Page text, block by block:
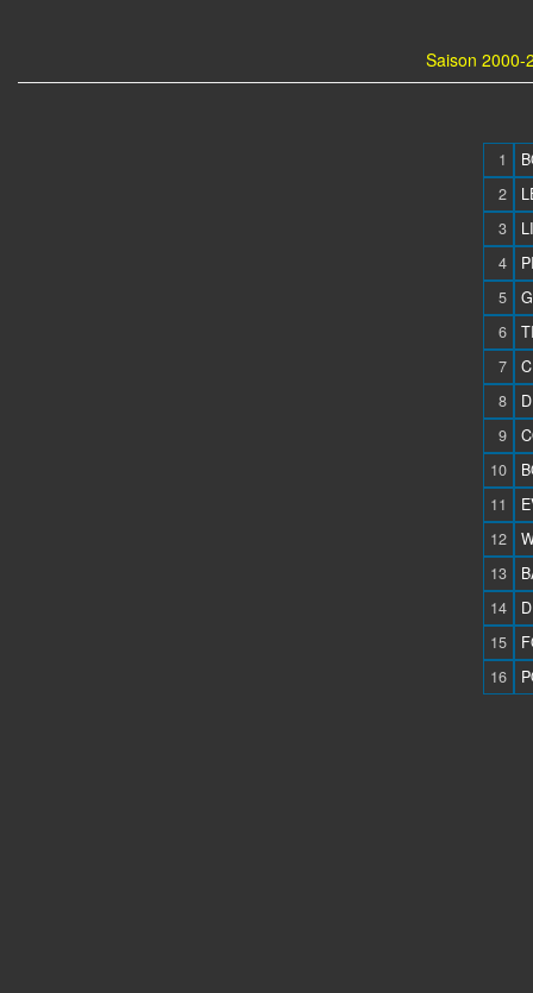
Saison 2000-
1
2
3
4
5
6
7
8
9
10
11
12
13
14
15
16